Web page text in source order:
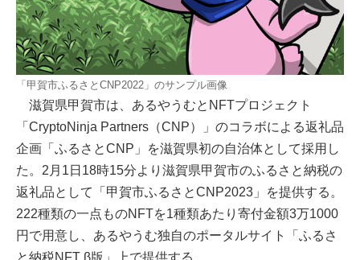
「甲賀市ふるさとCNP2022」のサンプル画像
滋賀県甲賀市は、あるやうむとNFTプロジェクト
「CryptoNinja Partners（CNP）」のコラボによる返礼品
企画「ふるさとCNP」を滋賀県初の自治体として採用し
た。2月1日18時15分より滋賀県甲賀市のふるさと納税の
返礼品として「甲賀市ふるさとCNP2023」を提供する。
222種類の一点ものNFTを1種類あたり寄付金額3万1000
円で用意し、あるやうむ独自のポータルサイト「ふるさ
と納税NFT β版」上で提供する。